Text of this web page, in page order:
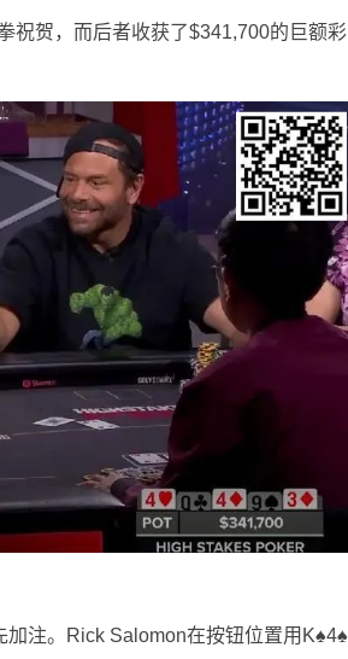
祝贺，而后者收获了$341,700的巨额彩
注。Rick Salomon在按钮位置用K♠4♠